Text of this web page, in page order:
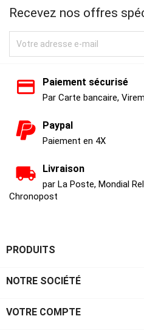
Recevez nos offres
Paiement sécurisé
Par Carte bancaire,
Paypal
Paiement en 4X
Livraison
par La Poste, Mondial
Chronopost
PRODUITS
NOTRE SOCIÉTÉ
VOTRE COMPTE